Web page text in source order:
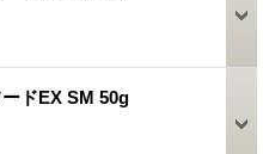
ードEX SM 50g